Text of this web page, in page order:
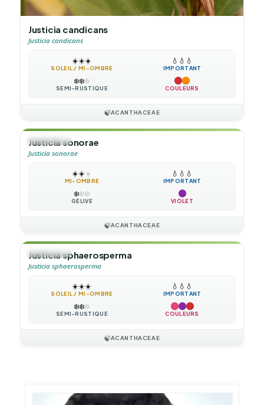
Justicia candicans
Justicia candicans
☀️☀️☀️
SOLEIL / MI-OMBRE
💧 💧 💧
IMPORTANT
❄️❄️❄️
SEMI-RUSTIQUE COULEURS
🍃ACANTHACEAE
🌲ARBUSTE
Justicia sonorae
Justicia sonorae
☀️☀️☀️
MI-OMBRE
💧 💧 💧
IMPORTANT
❄️❄️❄️
GÉLIVE VIOLET
🍃ACANTHACEAE
🌲ARBUSTE
Justicia sphaerosperma
Justicia sphaerosperma
☀️☀️☀️
SOLEIL / MI-OMBRE
💧 💧 💧
IMPORTANT
❄️❄️❄️
SEMI-RUSTIQUE COULEURS
🍃ACANTHACEAE